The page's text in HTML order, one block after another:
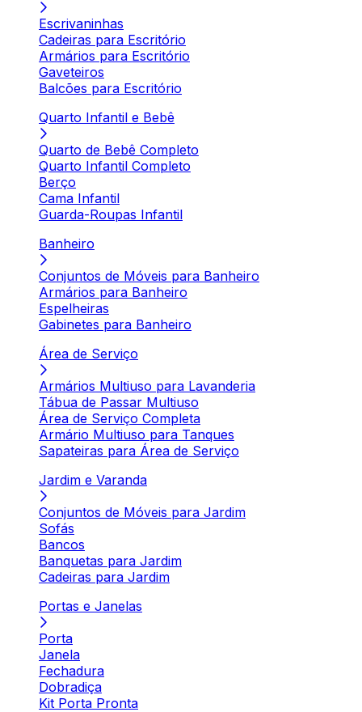
Escrivaninhas
Cadeiras para Escritório
Armários para Escritório
Gaveteiros
Balcões para Escritório
Quarto Infantil e Bebê
Quarto de Bebê Completo
Quarto Infantil Completo
Berço
Cama Infantil
Guarda-Roupas Infantil
Banheiro
Conjuntos de Móveis para Banheiro
Armários para Banheiro
Espelheiras
Gabinetes para Banheiro
Área de Serviço
Armários Multiuso para Lavanderia
Tábua de Passar Multiuso
Área de Serviço Completa
Armário Multiuso para Tanques
Sapateiras para Área de Serviço
Jardim e Varanda
Conjuntos de Móveis para Jardim
Sofás
Bancos
Banquetas para Jardim
Cadeiras para Jardim
Portas e Janelas
Porta
Janela
Fechadura
Dobradiça
Kit Porta Pronta